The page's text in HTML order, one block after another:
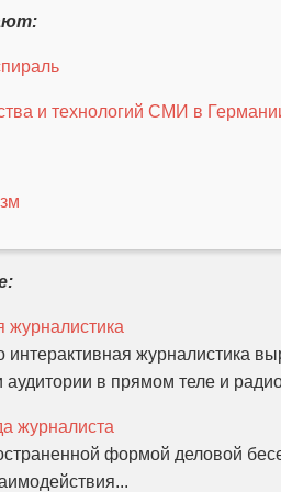
и технологий СМИ в
журналистика
интерактивная журналистика
аудитории в прямом теле и
журналиста
формой деловой